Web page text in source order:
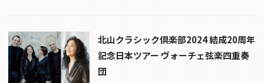
北山クラシック倶楽部2024 結成20周年
記念日本ツアー ヴォーチェ弦楽四重奏
団